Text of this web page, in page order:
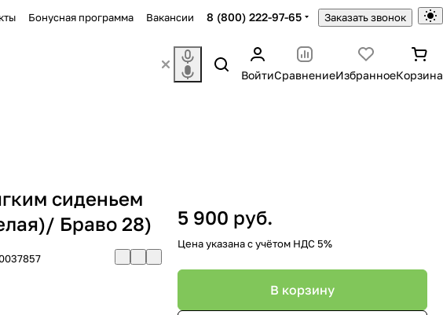
Бонусная программа Вакансии 8 (800) 222-97-65 Заказать звонок
ВойтиСравнениеИзбранноеКорзина
сиденьем
Браво 28)
5 900 руб.
Цена указана с учётом НДС 5%
В корзину